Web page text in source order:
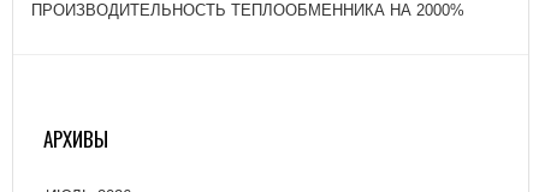
ПРОИЗВОДИТЕЛЬНОСТЬ ТЕПЛООБМЕННИКА НА 2000%
АРХИВЫ